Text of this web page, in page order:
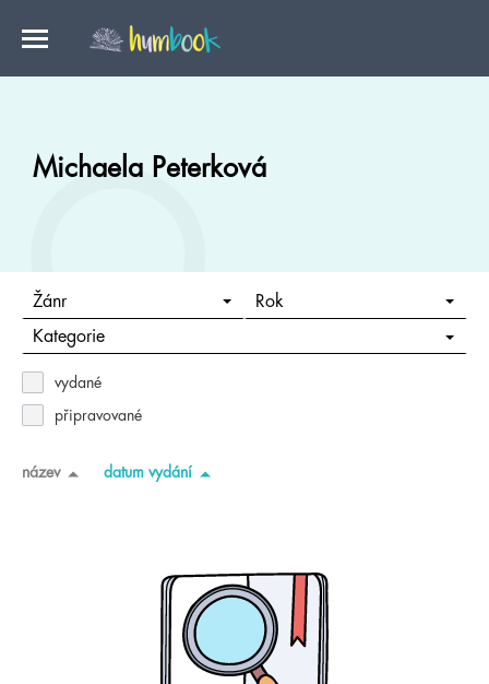
Michaela Peterková
Žánr Rok
Kategorie
vydané
připravované
název datum vydání